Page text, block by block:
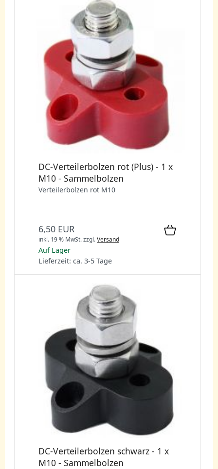
DC-Verteilerbolzen rot (Plus) - 1 x
M10 - Sammelbolzen
Verteilerbolzen rot M10
6,50 EUR
inkl. 19 % MwSt.zzgl.Versand
Auf Lager
Lieferzeit: ca. 3-5 Tage
DC-Verteilerbolzen schwarz - 1 x
M10 - Sammelbolzen